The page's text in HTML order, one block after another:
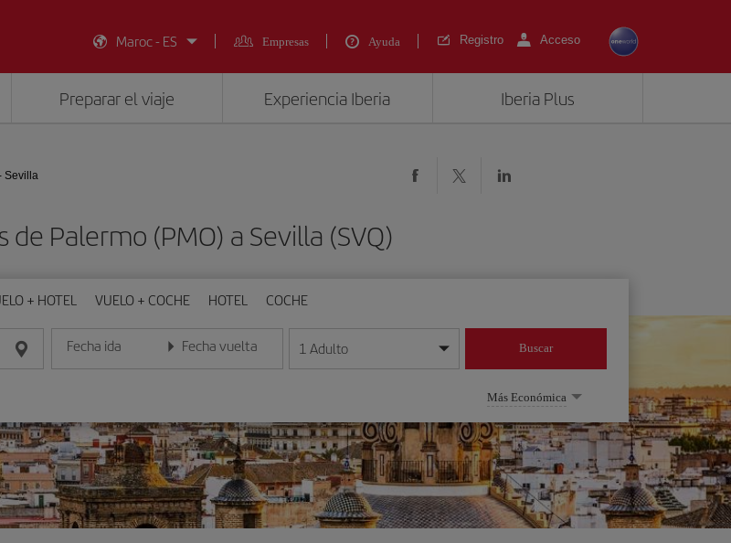
Maroc - ES
Empresas Ayuda Registro Acceso
Preparar el viaje Experiencia Iberia Iberia Plus
Sevilla
de Palermo (PMO) a Sevilla (SVQ)
+ HOTEL VUELO + COCHE HOTEL COCHE
Fecha ida
Introduce la fecha en formato día/mes/año
Fecha vuelta
Introduce la fecha en formato día/mes/año
1 Adulto Buscar
Más Económica